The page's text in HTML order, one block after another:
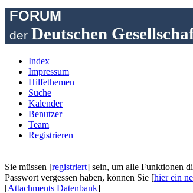
FORUM
der Deutschen
Index
Impressum
Hilfethemen
Suche
Kalender
Benutzer
Team
Registrieren
Sie müssen [registriert] sein, um alle Funktionen
Passwort vergessen haben, können Sie [hier ein
[Attachments Datenbank]